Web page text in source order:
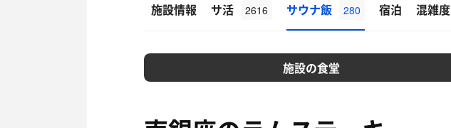
施設情報
サ活 2616 サウナ飯 280 宿泊 混雑度
施設の食堂